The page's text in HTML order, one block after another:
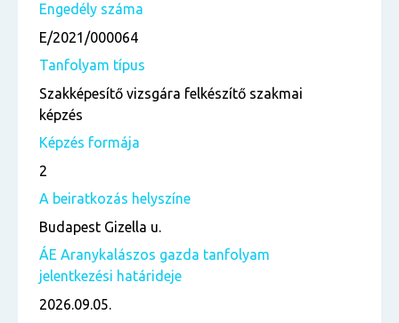
Engedély száma
E/2021/000064
Tanfolyam típus
Szakképesítő vizsgára felkészítő szakmai
képzés
Képzés formája
2
A beiratkozás helyszíne
Budapest Gizella u.
ÁE Aranykalászos gazda tanfolyam
jelentkezési határideje
2026.09.05.